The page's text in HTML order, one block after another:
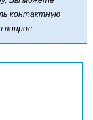
контактную